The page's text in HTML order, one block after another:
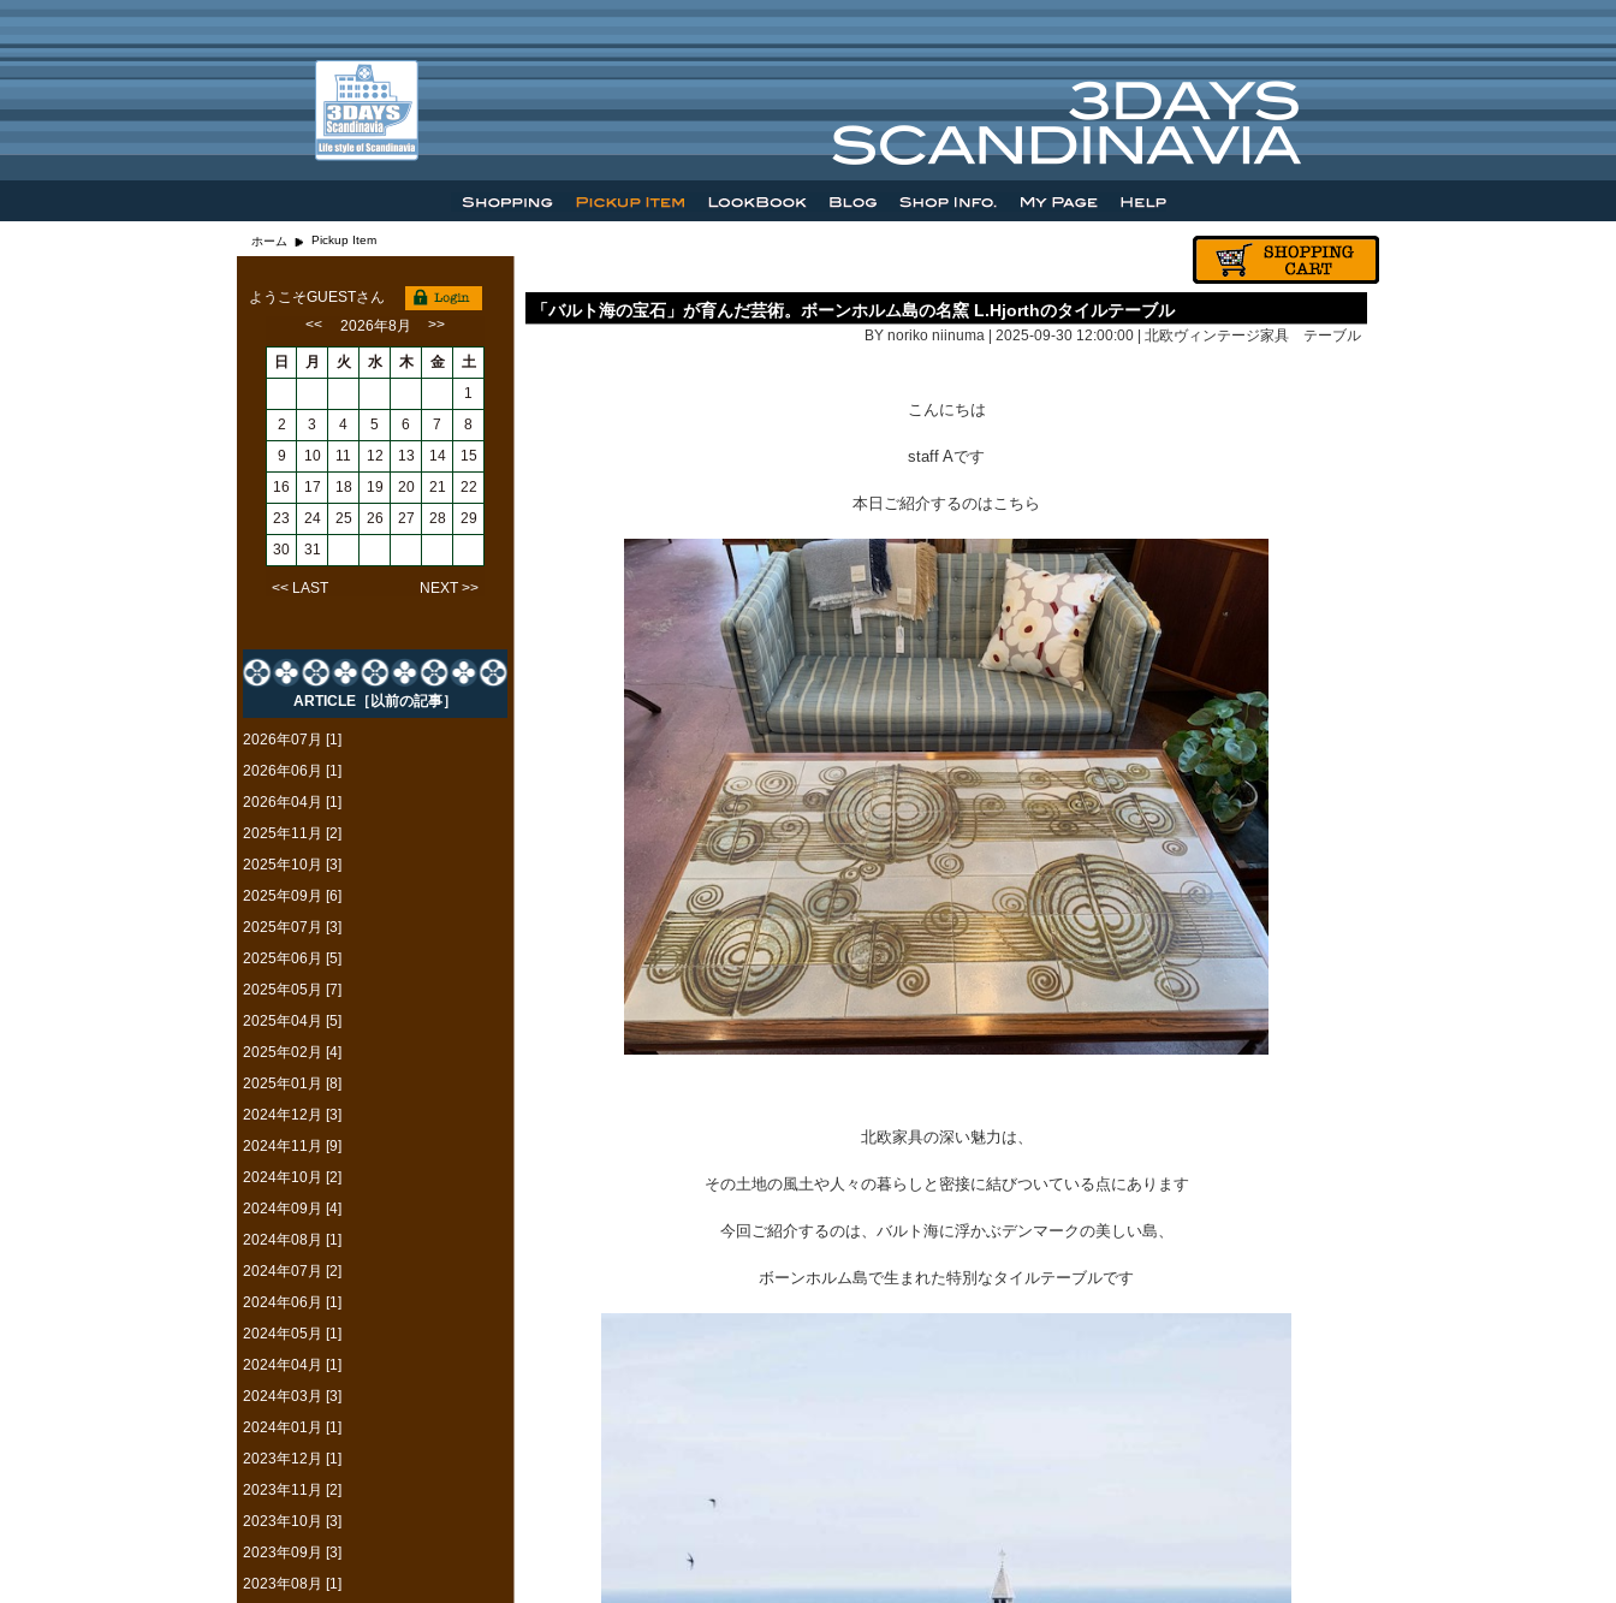
ホーム Pickup Item
「バルト海の宝石」が育んだ芸術。ボーンホルム島の名窯 L.Hjorthのタイルテーブル
BY noriko niinuma | 2025-09-30 12:00:00 | 北欧ヴィンテージ家具 テーブル
こんにちは
staff Aです
本日ご紹介するのはこちら
北欧家具の深い魅力は、
その土地の風土や人々の暮らしと密接に結びついている点にあります
今回ご紹介するのは、バルト海に浮かぶデンマークの美しい島、
ボーンホルム島で生まれた特別なタイルテーブルです
ようこそGUESTさん
<<
2026年8月 >>
日 月 火 水 木 金
土
1
2
3 4 5 6 7
8
9
10 11 12 13 14
15
16
17 18 19 20 21
22
23
24 25 26 27 28
29
30
31
<< LAST NEXT >>
ARTICLE［以前の記事］
2026年07月 [1]
2026年06月 [1]
2026年04月 [1]
2025年11月 [2]
2025年10月 [3]
2025年09月 [6]
2025年07月 [3]
2025年06月 [5]
2025年05月 [7]
2025年04月 [5]
2025年02月 [4]
2025年01月 [8]
2024年12月 [3]
2024年11月 [9]
2024年10月 [2]
2024年09月 [4]
2024年08月 [1]
2024年07月 [2]
2024年06月 [1]
2024年05月 [1]
2024年04月 [1]
2024年03月 [3]
2024年01月 [1]
2023年12月 [1]
2023年11月 [2]
2023年10月 [3]
2023年09月 [3]
2023年08月 [1]